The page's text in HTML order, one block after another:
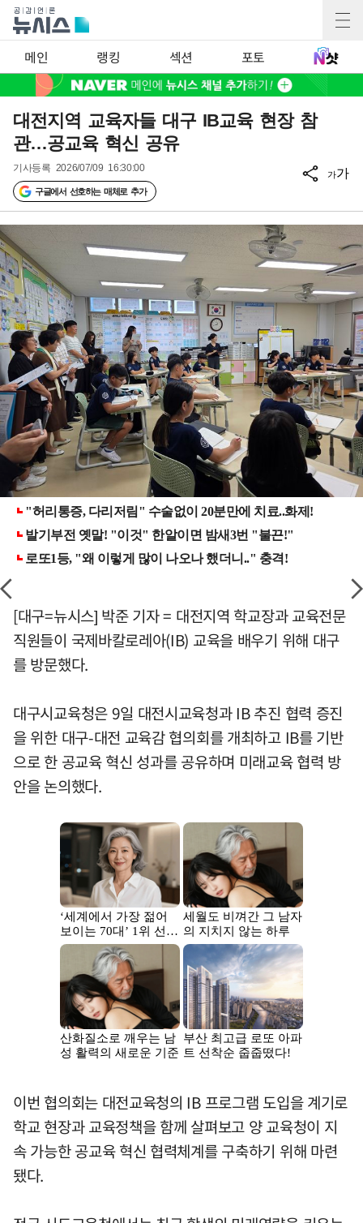
메인 랭킹 섹션 포토
대전지역 교육자들 대구 IB교육 현장 참
관…공교육 혁신 공유
기사등록 2026/07/09 16:30:00
구글에서 선호하는 매체로 추가
가가
[대구=뉴시스] 박준 기자 = 대전지역 학교장과 교육전문
직원들이 국제바칼로레아(IB) 교육을 배우기 위해 대구
를 방문했다.
대구시교육청은 9일 대전시교육청과 IB 추진 협력 증진
을 위한 대구-대전 교육감 협의회를 개최하고 IB를 기반
으로 한 공교육 혁신 성과를 공유하며 미래교육 협력 방
안을 논의했다.
이번 협의회는 대전교육청의 IB 프로그램 도입을 계기로
학교 현장과 교육정책을 함께 살펴보고 양 교육청이 지
속 가능한 공교육 혁신 협력체계를 구축하기 위해 마련
됐다.